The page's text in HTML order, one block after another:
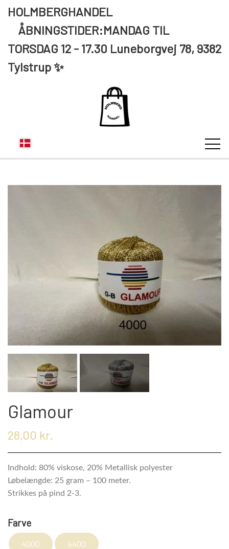
HOLMBERGHANDEL
ÅBNINGSTIDER:MANDAG TIL
TORSDAG 12 - 17.30 Luneborgvej 78, 9382
Tylstrup ✨
OM OS
KONTAKT OS
MARKEDER
ARRANGEMENTER
OLIE
KRYDDERIER
PAPRIKA/CHILI
Glamour
28,00 kr.
Indhold: 80% viskose, 20% Metallisk polyester
Løbelængde: 25 gram – 100 meter.
Strikkes på pind 2-3.
Farve
4000 4400